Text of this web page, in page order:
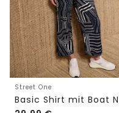
Street One